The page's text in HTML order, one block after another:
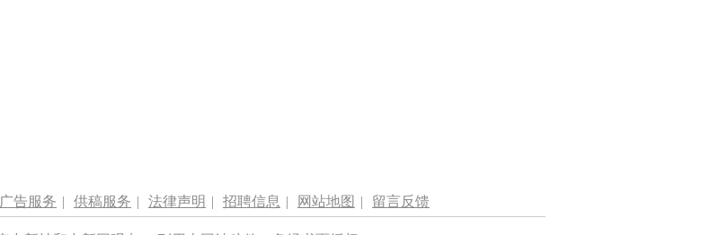
广告服务 | 供稿服务 | 法律声明 | 招聘信息 | 网站地图 | 留言反馈